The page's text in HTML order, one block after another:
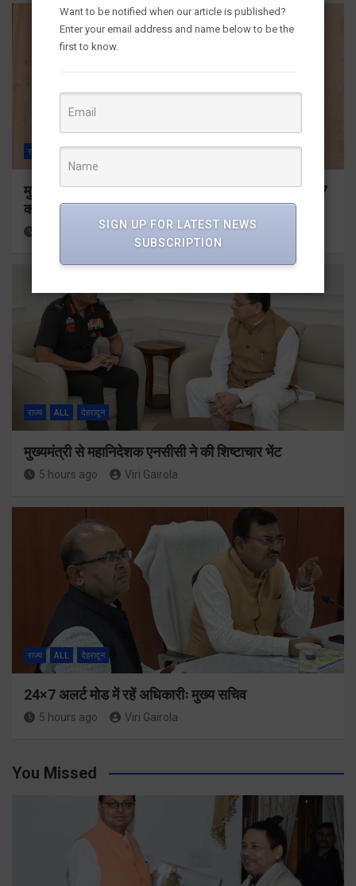
राज्य
मुख्यमंत्री ने प्रदान की विभिन्न विकास योजनाओं के लिए 1967
करोड़ की वित्तीय स्वीकृति
Viri Gairola
राज्य ALL देहरादून
मुख्यमंत्री से महानिदेशक एनसीसी ने की शिष्टाचार भेंट
5 hours ago Viri Gairola
राज्य ALL देहरादून
24×7 अलर्ट मोड में रहें अधिकारीः मुख्य सचिव
5 hours ago Viri Gairola
You Missed
Want to be notified when our article is published?
Enter your email address and name below to be the
first to know.
SIGN UP FOR LATEST NEWS
SUBSCRIPTION